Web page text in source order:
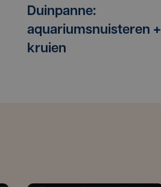
Duinpanne:
aquariumsnuisteren +
kruien